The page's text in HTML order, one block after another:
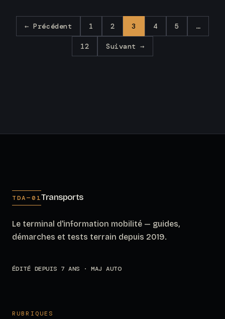
← Précédent 1 2 3 4 5 …
12 Suivant →
TDA—01Transports
Le terminal d'information mobilité — guides,
démarches et tests terrain depuis 2019.
ÉDITÉ DEPUIS 7 ANS · MAJ AUTO
RUBRIQUES